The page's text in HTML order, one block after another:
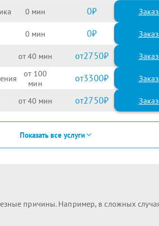
0 0
0 0
40 2750
100 3300
40 2750
Показать все услуги
причины. Например, в сложных